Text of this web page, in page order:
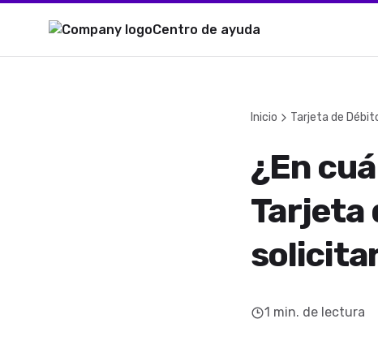
Centro de ayuda
Inicio Tarjeta de
¿En
Tarjeta
1 min. de lectura